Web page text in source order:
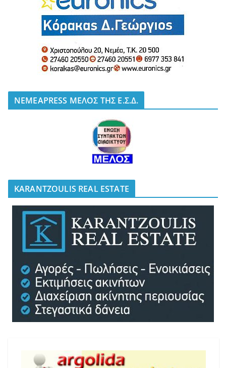
NEMEAPRESS ΜΕΛΟΣ ΤΗΣ Ε.Σ.Δ.
KARANTZOULIS REAL ESTATE